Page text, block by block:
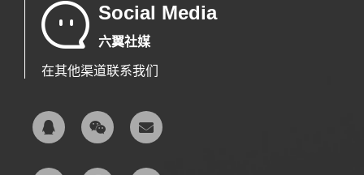
Social Media
六翼社媒
在其他渠道联系我们